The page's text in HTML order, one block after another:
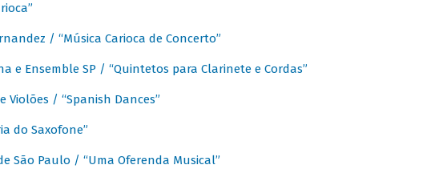
/ “Música Carioca de Concerto”
e Ensemble SP / “Quintetos para Clarinete e Cordas”
Violões / “Spanish Dances”
do Saxofone”
São Paulo / “Uma Oferenda Musical”